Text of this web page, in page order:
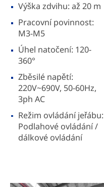
Výška zdvihu: až 20 m
Pracovní povinnost:
M3-M5
Úhel natočení: 120-
360°
Zběsilé napětí:
220V~690V, 50-60Hz,
3ph AC
Režim ovládání jeřábu:
Podlahové ovládání /
dálkové ovládání